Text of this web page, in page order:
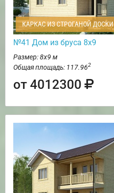
КАРКАС ИЗ СТРОГАНОЙ ДОСКИ
№41 Дом из бруса 8х9
Размер: 8х9 м
Общая площадь: 117.962
от 4012300